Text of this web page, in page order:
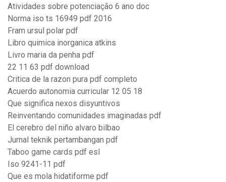
Atividades sobre potenciação 6 ano doc
Norma iso ts 16949 pdf 2016
Fram ursul polar pdf
Libro quimica inorganica atkins
Livro maria da penha pdf
22 11 63 pdf download
Critica de la razon pura pdf completo
Acuerdo autonomia curricular 12 05 18
Que significa nexos disyuntivos
Reinventando comunidades imaginadas pdf
El cerebro del niño alvaro bilbao
Jurnal teknik pertambangan pdf
Taboo game cards pdf esl
Iso 9241-11 pdf
Que es mola hidatiforme pdf